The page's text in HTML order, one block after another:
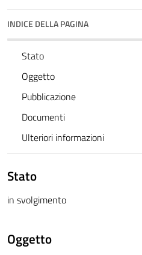
INDICE DELLA PAGINA
Stato
Oggetto
Pubblicazione
Documenti
Ulteriori informazioni
Stato
in svolgimento
Oggetto